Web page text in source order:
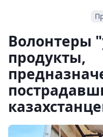
Волонтеры
продукты,